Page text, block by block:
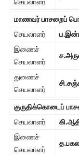
மாணவர் பாசறைப்
செயலாளர்
இணைச்
செயலாளர்
துணைச்
செயலாளர்
குருதிக்கொடைப்
செயலாளர்
இணைச்
செயலாளர்